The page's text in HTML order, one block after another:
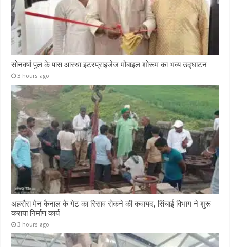
सोनवर्षा पुल के पास आस्था इंटरप्राइजेज मोबाइल शोरूम का भव्य उद्घाटन
3 hours ago
अहरौरा मेन कैनाल के गेट का रिसाव रोकने की कवायद, सिंचाई विभाग ने शुरू
कराया निर्माण कार्य
3 hours ago